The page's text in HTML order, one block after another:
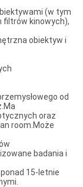
(w tym
filtrów kinowych),
obiektyw i
od
oraz
room.Może
badania i
ponad 15-letnie